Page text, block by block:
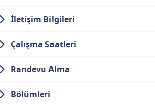
İletişim Bilgileri
Çalışma Saatleri
Randevu Alma
Bölümleri